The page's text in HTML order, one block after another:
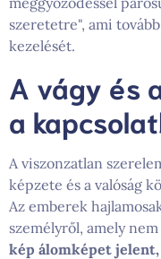
szeretetre", ami
kezelését.
A vágy és
a
A viszonzatlan
képzete és a valóság
Az emberek
személyről, amely
kép álomképet jelent,